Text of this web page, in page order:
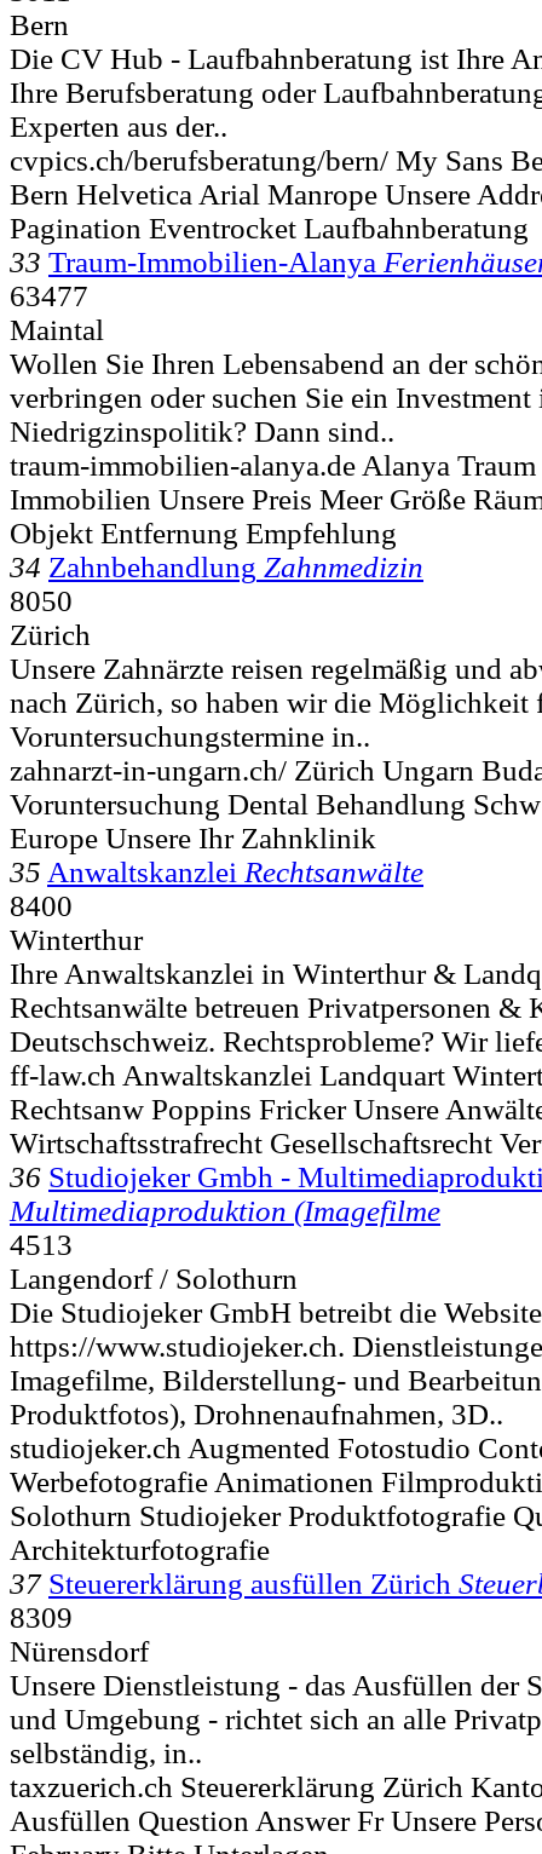
Bern
Die CV Hub - Laufbahnberatung ist Ihre
Ihre Berufsberatung oder
Experten aus der..
cvpics.ch/berufsberatung/bern/ My Sans
Bern Helvetica Arial Manrope Unsere
Pagination Eventrocket Laufbahnberatung
33 Traum-Immobilien-Alanya
63477
Maintal
Wollen Sie Ihren Lebensabend an der
verbringen oder suchen Sie ein
Niedrigzinspolitik? Dann sind..
traum-immobilien-alanya.de Alanya
Immobilien Unsere Preis Meer Größe
Objekt Entfernung Empfehlung
34 Zahnbehandlung Zahnmedizin
8050
Zürich
Unsere Zahnärzte reisen regelmäßig und
nach Zürich, so haben wir die Möglichkeit
Voruntersuchungstermine in..
zahnarzt-in-ungarn.ch/ Zürich Ungarn
Voruntersuchung Dental Behandlung
Europe Unsere Ihr Zahnklinik
35 Anwaltskanzlei Rechtsanwälte
8400
Winterthur
Ihre Anwaltskanzlei in Winterthur &
Rechtsanwälte betreuen Privatpersonen &
Deutschschweiz. Rechtsprobleme? Wir
ff-law.ch Anwaltskanzlei Landquart
Rechtsanw Poppins Fricker Unsere
Wirtschaftsstrafrecht Gesellschaftsrecht
36 Studiojeker Gmbh -
Multimediaproduktion (Imagefilme
4513
Langendorf / Solothurn
Die Studiojeker GmbH betreibt die Website
https://www.studiojeker.ch.
Imagefilme, Bilderstellung- und
Produktfotos), Drohnenaufnahmen, 3D..
studiojeker.ch Augmented Fotostudio
Werbefotografie Animationen
Solothurn Studiojeker Produktfotografie
Architekturfotografie
37 Steuererklärung ausfüllen Zürich
8309
Nürensdorf
Unsere Dienstleistung - das Ausfüllen der
und Umgebung - richtet sich an alle
selbständig, in..
taxzuerich.ch Steuererklärung Zürich
Ausfüllen Question Answer Fr Unsere